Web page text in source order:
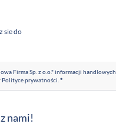
sie do
Firma Sp. z o.o." informacji
Polityce prywatności *
nami!